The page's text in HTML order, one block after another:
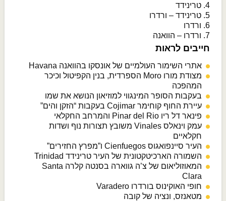
4. טרינידד
5. טרינידד – ורדרו
6. ורדרו
7. ורדרו – הוואנה
חייבים לראות
אתרי השימור העולמיים של אונסקו בהוואנה Havana
מצודת מורו Moro הספרדית, בנין הקפיטול וכיכר
המהפכה
בעקבות הסופר המינגווי למוזיאון הנושא את שמו
עיירת החוף קוחימר Cojimar בעקבות “הזקן והים”
פינאר דל ריו Pinar del Rio והמרחב החקלאי
עמק וינאלס Vinales משובץ תצורות נוף ושדות
חקלאיים
העיר סיינפואגוס Cienfuegos ו”מפרץ החזירים”
השמורה הארכיטקטונית של העיר טרינידד Trinidad
המאוזוליאום של צ’ה גווארה בסנטה קלרה Santa
Clara
חופי האוקינוס בורדרו Varadero
מטאנזס, ונציה של קובה